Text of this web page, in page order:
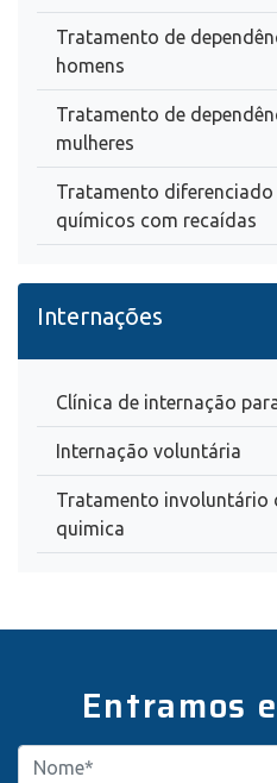
Tratamento de
homens
Tratamento de
mulheres
Tratamento diferenciado
químicos com recaídas
Internações
Clínica de internação
Internação voluntária
Tratamento involuntário
quimica
Entramos